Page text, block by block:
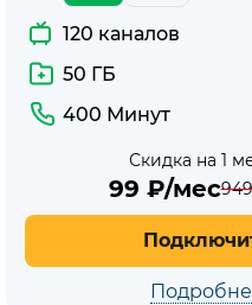
120 каналов
50 ГБ
400 Минут
Скидка на 1
99 ₽/мес949